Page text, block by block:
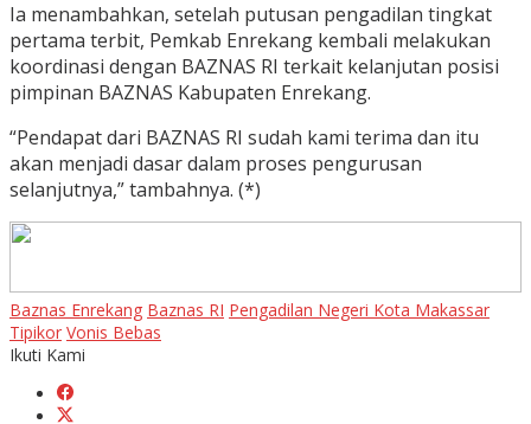
Ia menambahkan, setelah putusan pengadilan tingkat
pertama terbit, Pemkab Enrekang kembali melakukan
koordinasi dengan BAZNAS RI terkait kelanjutan posisi
pimpinan BAZNAS Kabupaten Enrekang.
“Pendapat dari BAZNAS RI sudah kami terima dan itu
akan menjadi dasar dalam proses pengurusan
selanjutnya,” tambahnya. (*)
Baznas Enrekang Baznas RI Pengadilan Negeri Kota Makassar
Tipikor Vonis Bebas
Ikuti Kami